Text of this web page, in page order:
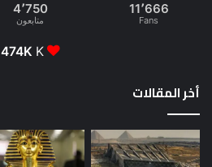
11٬666
Fans
4٬750
متابعون
474K K
أخر المقالات